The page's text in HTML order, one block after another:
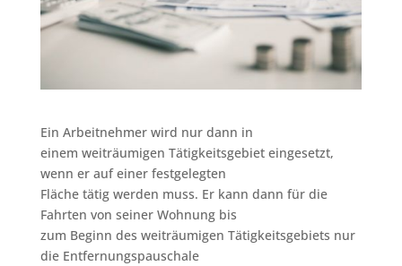
Ein Arbeitnehmer wird nur dann in
einem weiträumigen Tätigkeitsgebiet eingesetzt,
wenn er auf einer festgelegten
Fläche tätig werden muss. Er kann dann für die
Fahrten von seiner Wohnung bis
zum Beginn des weiträumigen Tätigkeitsgebiets nur
die Entfernungspauschale